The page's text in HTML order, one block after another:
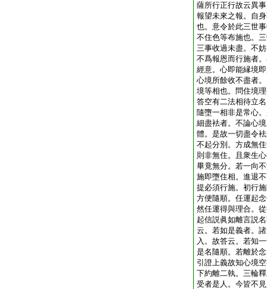
薩所行正行故云異
報望未來之報。自
也。意令於此三世
不住色等布施也。
三事收過未盡。不
不爲報恩而行施者
經意。心即能縁境
心境所餘收不盡者
境等相也。問住境
答空有二法相待立
隨墮一相非是常心
細盡袪者。不論心
體。是故一切盡令
不起分別。方成無
則非無住。且衆生
畢竟無分。若一向
施即墮住相。進退
提必須行施。初行
方便隨順。任運起
然任運得與理合。
起信説眞如離言説
云。若如是義者。
入。故答云。若知
是名隨順。若離於
引證上義故知心境
下約離二執。三輪
受者是人。今皆不